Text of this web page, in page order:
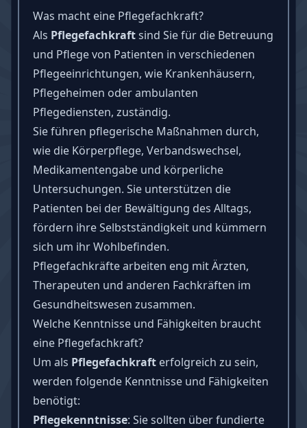
Was macht eine Pflegefachkraft?
Als Pflegefachkraftsind Sie für die Betreuung
und Pflege von Patienten in verschiedenen
Pflegeeinrichtungen, wie Krankenhäusern,
Pflegeheimen oder ambulanten
Pflegediensten, zuständig.
Sie führen pflegerische Maßnahmen durch,
wie die Körperpflege, Verbandswechsel,
Medikamentengabe und körperliche
Untersuchungen. Sie unterstützen die
Patienten bei der Bewältigung des Alltags,
fördern ihre Selbstständigkeit und kümmern
sich um ihr Wohlbefinden.
Pflegefachkräfte arbeiten eng mit Ärzten,
Therapeuten und anderen Fachkräften im
Gesundheitswesen zusammen.
Welche Kenntnisse und Fähigkeiten braucht
eine Pflegefachkraft?
Um als Pflegefachkrafterfolgreich zu sein,
werden folgende Kenntnisse und Fähigkeiten
benötigt:
Pflegekenntnisse: Sie sollten über fundierte